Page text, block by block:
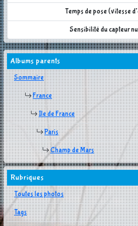
Temps de pose (vitesse
Sensibilité du capteur
Albums parents
Sommaire
France
Ile de France
Paris
Champ de Mars
Rubriques
Toutes les photos
Tags